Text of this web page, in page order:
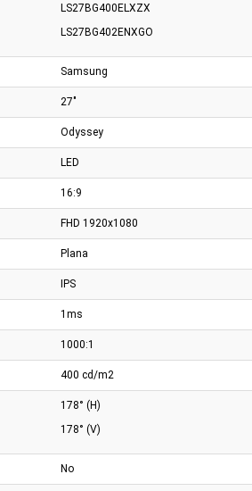
Silla Cougar Armor Elite
Silla Cougar
LS27BG400ELXZX
LS27BG402ENXGO
Samsung
27"
Odyssey
LED
16:9
FHD 1920x1080
Plana
IPS
1ms
1000:1
400 cd/m2
178° (H)
178° (V)
No